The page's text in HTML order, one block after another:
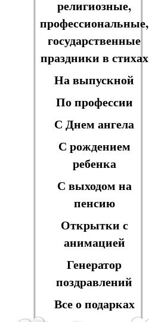
религиозные,
профессиональные,
государственные
праздники в стихах
На выпускной
По профессии
С Днем ангела
С рождением
ребенка
С выходом на
пенсию
Открытки с
анимацией
Генератор
поздравлений
Все о подарках